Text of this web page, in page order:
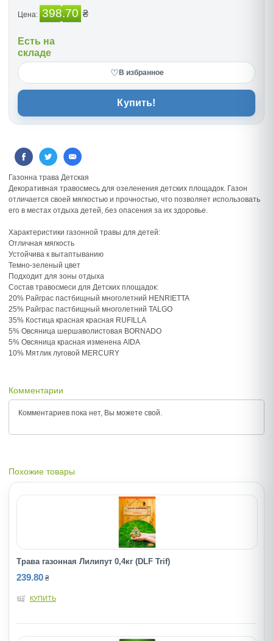
Цена: 398.70 ₴
Есть на
складе
♡ В избранное
Купить!
Газонна трава Детская
Декоративная травосмесь для озеленения детских площадок. Газон
отличается своей мягкостью и прочностью, что позволяет использовать
его в местах отдыха детей, без опасения за их здоровье.
Характеристики газонной травы для детей:
Отличная мягкость
Устойчива к вытаптыванию
Темно-зеленый цвет
Подходит для зоны отдыха
Состав травосмеси для Детских площадок:
20% Райграс пастбищный многолетний HENRIETTA
25% Райграс пастбищный многолетний TALGO
35% Костица красная красная RUFILLA
5% Овсяница шершаволистовая BORNADO
5% Овсяница красная изменена AIDA
10% Мятлик луговой MERCURY
Комментарии
Комментариев пока нет, Вы можете свой.
Похожие товары
Трава газонная Лилипут 0,4кг (DLF Trif)
239.80 ₴
КУПИТЬ